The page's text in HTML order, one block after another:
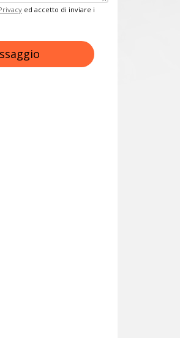
ed accetto di inviare i